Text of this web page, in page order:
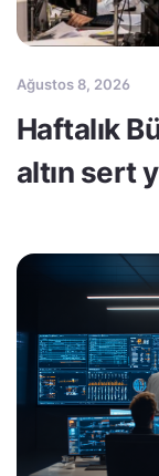
Ağustos 8, 2026
Haftalık
altın sert